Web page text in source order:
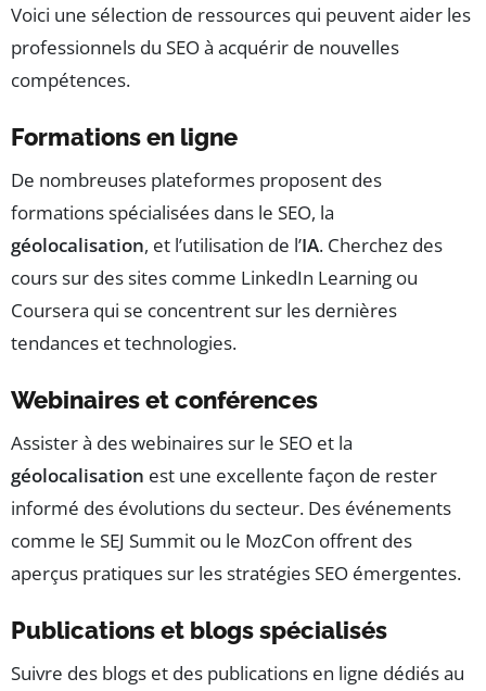
Voici une sélection de ressources qui peuvent aider les
professionnels du SEO à acquérir de nouvelles
compétences.
Formations en ligne
De nombreuses plateformes proposent des
formations spécialisées dans le SEO, la
géolocalisation, et l’utilisation de l’IA. Cherchez des
cours sur des sites comme LinkedIn Learning ou
Coursera qui se concentrent sur les dernières
tendances et technologies.
Webinaires et conférences
Assister à des webinaires sur le SEO et la
géolocalisation est une excellente façon de rester
informé des évolutions du secteur. Des événements
comme le SEJ Summit ou le MozCon offrent des
aperçus pratiques sur les stratégies SEO émergentes.
Publications et blogs spécialisés
Suivre des blogs et des publications en ligne dédiés au